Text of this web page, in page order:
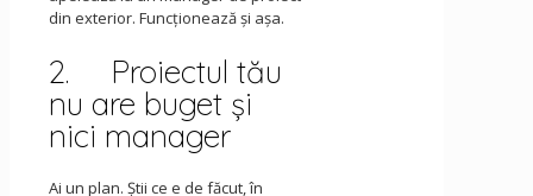
din exterior. Funcţionează şi aşa.
2. Proiectul tău
nu are buget şi
nici manager
Ai un plan. Ştii ce e de făcut, în